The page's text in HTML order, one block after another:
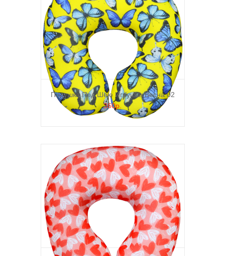
Подушка Под Шею Игрушка Весна 02
360р.